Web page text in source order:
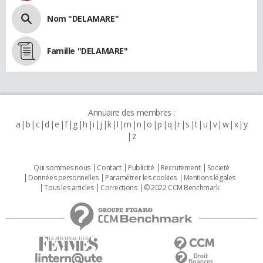
Nom "DELAMARE"
Famille "DELAMARE"
Annuaire des membres :
a b c d e f g h i j k l m n o p q r s t u v w x y
z
Qui sommes nous Contact Publicité Recrutement
Societé
Données personnelles
Paramétrer les cookies
Mentions légales
Tous les articles
Corrections © 2022 CCM Benchmark